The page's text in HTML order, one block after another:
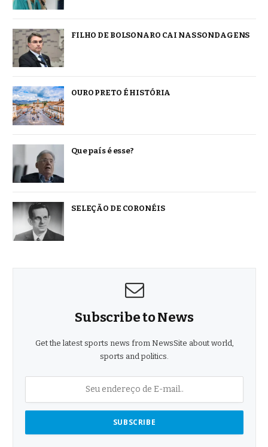
FILHO DE BOLSONARO CAI NAS SONDAGENS
OURO PRETO É HISTÓRIA
Que país é esse?
SELEÇÃO DE CORONÉIS
Subscribe to News
Get the latest sports news from NewsSite about world,
sports and politics.